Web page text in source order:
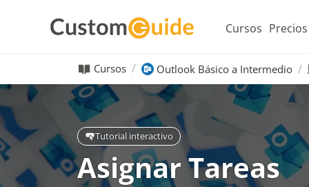
Cursos Precios
Cursos Outlook Básico a Intermedio
Tutorial interactivo
Asignar Tareas